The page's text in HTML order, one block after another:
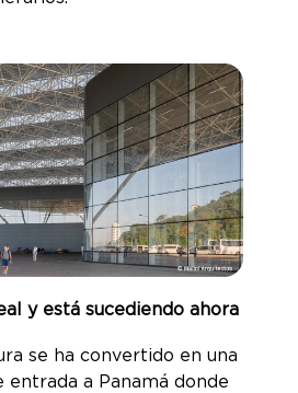
y está sucediendo ahora
se ha convertido en una
entrada a Panamá donde